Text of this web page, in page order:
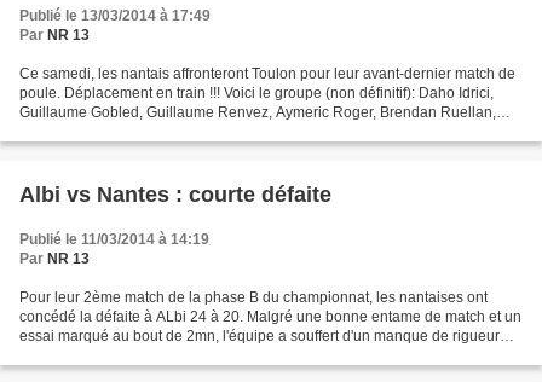
Publié le 13/03/2014 à 17:49
Par NR 13
Ce samedi, les nantais affronteront Toulon pour leur avant-dernier match de
poule. Déplacement en train !!! Voici le groupe (non définitif): Daho Idrici,
Guillaume Gobled, Guillaume Renvez, Aymeric Roger, Brendan Ruellan,
Albi vs Nantes : courte défaite
Publié le 11/03/2014 à 14:19
Par NR 13
Pour leur 2ème match de la phase B du championnat, les nantaises ont
concédé la défaite à ALbi 24 à 20. Malgré une bonne entame de match et un
essai marqué au bout de 2mn, l'équipe a souffert d'un manque de rigueur